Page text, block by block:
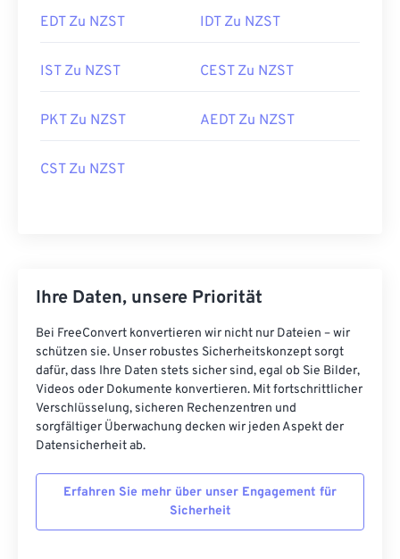
EDT Zu NZST IDT Zu NZST
IST Zu NZST CEST Zu NZST
PKT Zu NZST AEDT Zu NZST
CST Zu NZST
Ihre Daten, unsere Priorität
Bei FreeConvert konvertieren wir nicht nur Dateien – wir
schützen sie. Unser robustes Sicherheitskonzept sorgt
dafür, dass Ihre Daten stets sicher sind, egal ob Sie Bilder,
Videos oder Dokumente konvertieren. Mit fortschrittlicher
Verschlüsselung, sicheren Rechenzentren und
sorgfältiger Überwachung decken wir jeden Aspekt der
Datensicherheit ab.
Erfahren Sie mehr über unser Engagement für
Sicherheit